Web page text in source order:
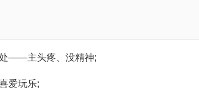
——主头疼、没精神;
爱玩乐;